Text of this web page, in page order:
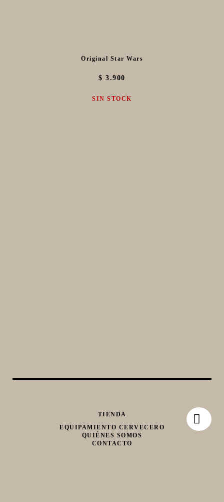
Original Star Wars
$ 3.900
SIN STOCK
TIENDA
EQUIPAMIENTO CERVECERO
QUIÉNES SOMOS
CONTACTO